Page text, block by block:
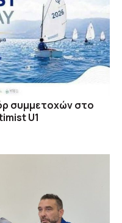
συμμετοχών στο
U1